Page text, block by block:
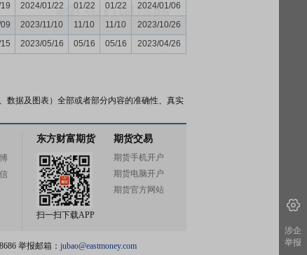
2024/01/22 01/22 01/22
2024/01/06
2023/11/10 11/10 11/10
2023/10/26
2023/05/16 05/16 05/16 2023/04/26
数据及图表）全部或者部分内容的准确性、真实
东方财富期货
扫一扫下载APP
期货交易
期货手机开户
期货电脑开户
期货官方网站
举报邮箱： jubao@eastmoney.com
涉企
举报